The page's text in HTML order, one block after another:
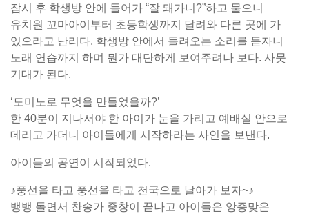
잠시 후 학생방 안에 들어가 “잘 돼가니?”하고 물으니
유치원 꼬마아이부터 초등학생까지 달려와 다른 곳에 가
있으라고 난리다. 학생방 안에서 들려오는 소리를 듣자니
노래 연습까지 하며 뭔가 대단하게 보여주려나 보다. 사뭇
기대가 된다.
‘도미노로 무엇을 만들었을까?’
한 40분이 지나서야 한 아이가 눈을 가리고 예배실 안으로
데리고 가더니 아이들에게 시작하라는 사인을 보낸다.
아이들의 공연이 시작되었다.
♪풍선을 타고 풍선을 타고 천국으로 날아가 보자~♪
뱅뱅 돌면서 찬송가 중창이 끝나고 아이들은 앙증맞은